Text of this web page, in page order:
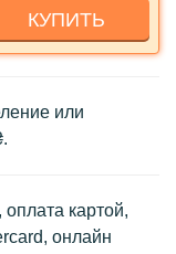
КУПИТЬ
или
картой,
онлайн